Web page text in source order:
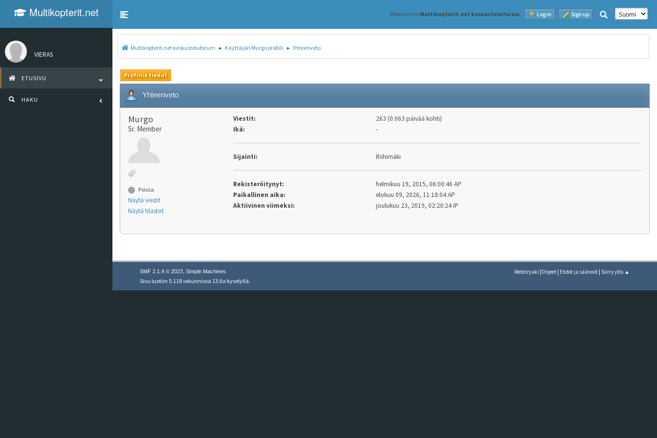
Multikopterit.net
Toggle navigation Welcome to Multikopterit.net keskusteluforum. Log in Sign up
VIERAS
ETUSIVU
HAKU
Multikopterit.net keskusteluforum ► Käyttäjän Murgo profiili ► Yhteenveto
Profiilin tiedot
Yhteenveto
Murgo
Sr. Member
Poissa
Näytä viestit
Näytä tilastot
Viestit:
263 (0.063 päivää kohti)
Ikä:
-
Sijainti: Riihimäki
Rekisteröitynyt:
helmikuu 19, 2015, 06:00:46 AP
Paikallinen aika:
elokuu 09, 2026, 11:18:04 AP
Aktiivinen viimeksi:
joulukuu 23, 2019, 02:20:24 IP
Webtiryaki |Ohjeet | Ehdot ja säännöt | Siirry ylös ▲
SMF 2.1.4 © 2023, Simple Machines
Sivu luotiin 5.118 sekunnissa 13:lla kyselyllä.